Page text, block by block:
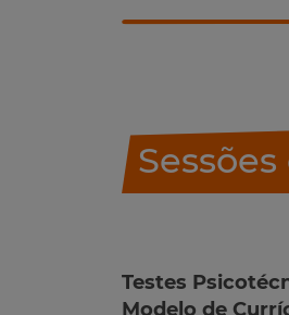
Testes
Modelo de